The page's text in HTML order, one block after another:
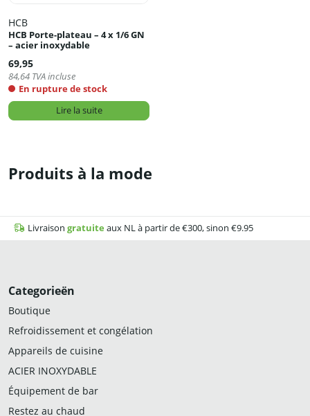
HCB
HCB Porte-plateau – 4 x 1/6 GN
– acier inoxydable
69,95
84,64 TVA incluse
En rupture de stock
Lire la suite
Produits à la mode
Livraison gratuite aux NL à partir de €300, sinon €9.95
Categorieën
Boutique
Refroidissement et congélation
Appareils de cuisine
ACIER INOXYDABLE
Équipement de bar
Restez au chaud